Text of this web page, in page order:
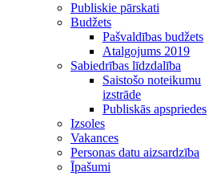
Publiskie pārskati
Budžets
Pašvaldības budžets
Atalgojums 2019
Sabiedrības līdzdalība
Saistošo noteikumu
izstrāde
Publiskās apspriedes
Izsoles
Vakances
Personas datu aizsardzība
Īpašumi